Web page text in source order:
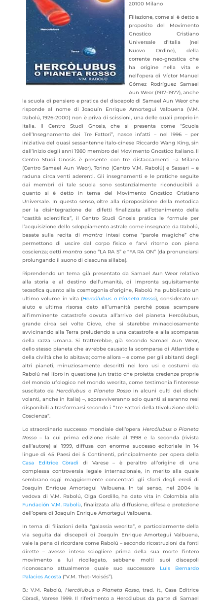
20100 Milano
Filiazione, come si è detto a
proposito del Movimento
Gnostico Cristiano
Universale d’Italia (nel
Nuovo Ordine), della
corrente neo-gnostica che
ha origine nella vita e
nell’opera di Víctor Manuel
Gómez Rodríguez Samael
Aun Weor (1917-1977), anche
la scuola di pensiero e pratica del discepolo di SamaelAun Weor che
risponde al nome di Joaquín Enrique Amortegui Valbuena (V.M.
Rabolú, 1926-2000) non è priva di scissioni, una delle quali proprio in
Italia. Il Centro Studi Gnosis, che si presenta come “Scuola
dell’Insegnamento dei Tre Fattori”, nasce infatti – nel 1996 – per
iniziativa del quasi sessantenne italo-cinese Riccardo Wang King, sin
dall’inizio degli anni 1980 membro del Movimento Gnostico Italiano. Il
Centro Studi Gnosis è presente con tre distaccamenti –a Milano
(Centro Samael Aun Weor), Torino (Centro V.M. Rabolú) e Sassari – e
raduna circa venti aderenti. Gli insegnamenti e le pratiche seguite
dai membri di tale scuola sono sostanzialmente riconducibili a
quanto si è detto in tema del Movimento Gnostico Cristiano
Universale. In questo senso, oltre alla riproposizione della metodica
per la disintegrazione dei difetti finalizzata all’ottenimento della
“castità scientifica”, il Centro Studi Gnosis pratica le formule per
l’acquisizione dello sdoppiamento astrale come insegnate da Rabolú,
basate sulla recita dimantra intesi come “parole magiche” che
permettono di uscire dal corpo fisico e farvi ritorno con piena
coscienza; dettimantra sono “LA RA S” e “FA RA ON” (da pronunciarsi
prolungando il suono di ciascuna sillaba).
Riprendendo un tema già presentato da Samael Aun Weor relativo
alla storia e al destino dell’umanità, di impronta squisitamente
teosofica quanto alla cosmogonia d’origine, Rabolú ha pubblicato un
ultimo volume in vita (Hercólubus o Pianeta Rosso), considerato un
aiuto e ultima risorsa dato all’umanità perché possa scampare
all’imminente catastrofe dovuta all’arrivo del pianeta Hercólubus,
grande circa sei volte Giove, che si starebbe minacciosamente
avvicinando alla Terra preludendo a una catastrofe e alla scomparsa
della razza umana. Si tratterebbe, già secondo Samael Aun Weor,
dello stesso pianeta che avrebbe causato la scomparsa di Atlantide e
della civiltà che lo abitava; come allora – e come per gli abitanti degli
altri pianeti, minuziosamente descritti nei loro usi e costumi da
Rabolú nel libro in questione (un tratto che proietta credenze proprie
del mondo ufologico nel mondo weorita, come testimonia l’interesse
suscitato daHercólubus o Pianeta Rosso in alcuni culti dei dischi
volanti, anche in Italia) –, sopravviveranno solo quanti si saranno resi
disponibili a trasformarsi secondo i “Tre Fattori della Rivoluzione della
Coscienza”.
Lo straordinario successo mondiale dell’opera Hercólubus o Pianeta
Rosso– la cui prima edizione risale al 1998 e la seconda (rivista
dall’autore) al 1999, diffusa con enorme successo editoriale in 14
lingue di 45 Paesi dei 5 Continenti, principalmente per opera della
Casa Editrice Còradi di Varese – è peraltro all’origine di una
complessa controversia legale internazionale, in merito alla quale
sembrano oggi maggiormente concentrati gli sforzi degli eredi di
Joaquín Enrique Amortegui Valbuena. In tal senso, nel 2004 la
vedova di V.M. Rabolú, Olga Gordillo, ha dato vita in Colombia alla
Fundación V.M. Rabolù, finalizzata alla diffusione, difesa e protezione
dell’opera di Joaquín Enrique Amortegui Valbuena.
In tema di filiazioni della “galassia weorita”, e particolarmente della
via seguita dai discepoli di Joaquín Enrique Amortegui Valbuena,
vale la pena di ricordare come Rabolú – secondo ricostruzioni da fonti
dirette – avesse inteso sciogliere prima della sua morte l’intero
movimento a lui ricollegato, sebbene molti suoi discepoli
riconoscano attualmente quale suo successore Luis Bernardo
Palacios Acosta (“V.M. Thot-Moisés”).
B.: V.M. Rabolú, Hercólubus o Pianeta Rosso, trad. it., Casa Editrice
Còradi, Varese 1999. Il riferimento a Hercólubus da parte di Samael